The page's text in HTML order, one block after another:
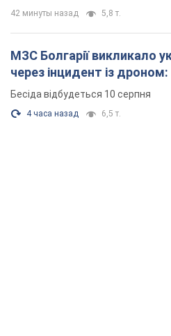
42 минуты назад 5,8 т.
МЗС Болгарії викликало
через інцидент із
Бесіда відбудеться 10 серпня
4 часа назад 6,5 т.